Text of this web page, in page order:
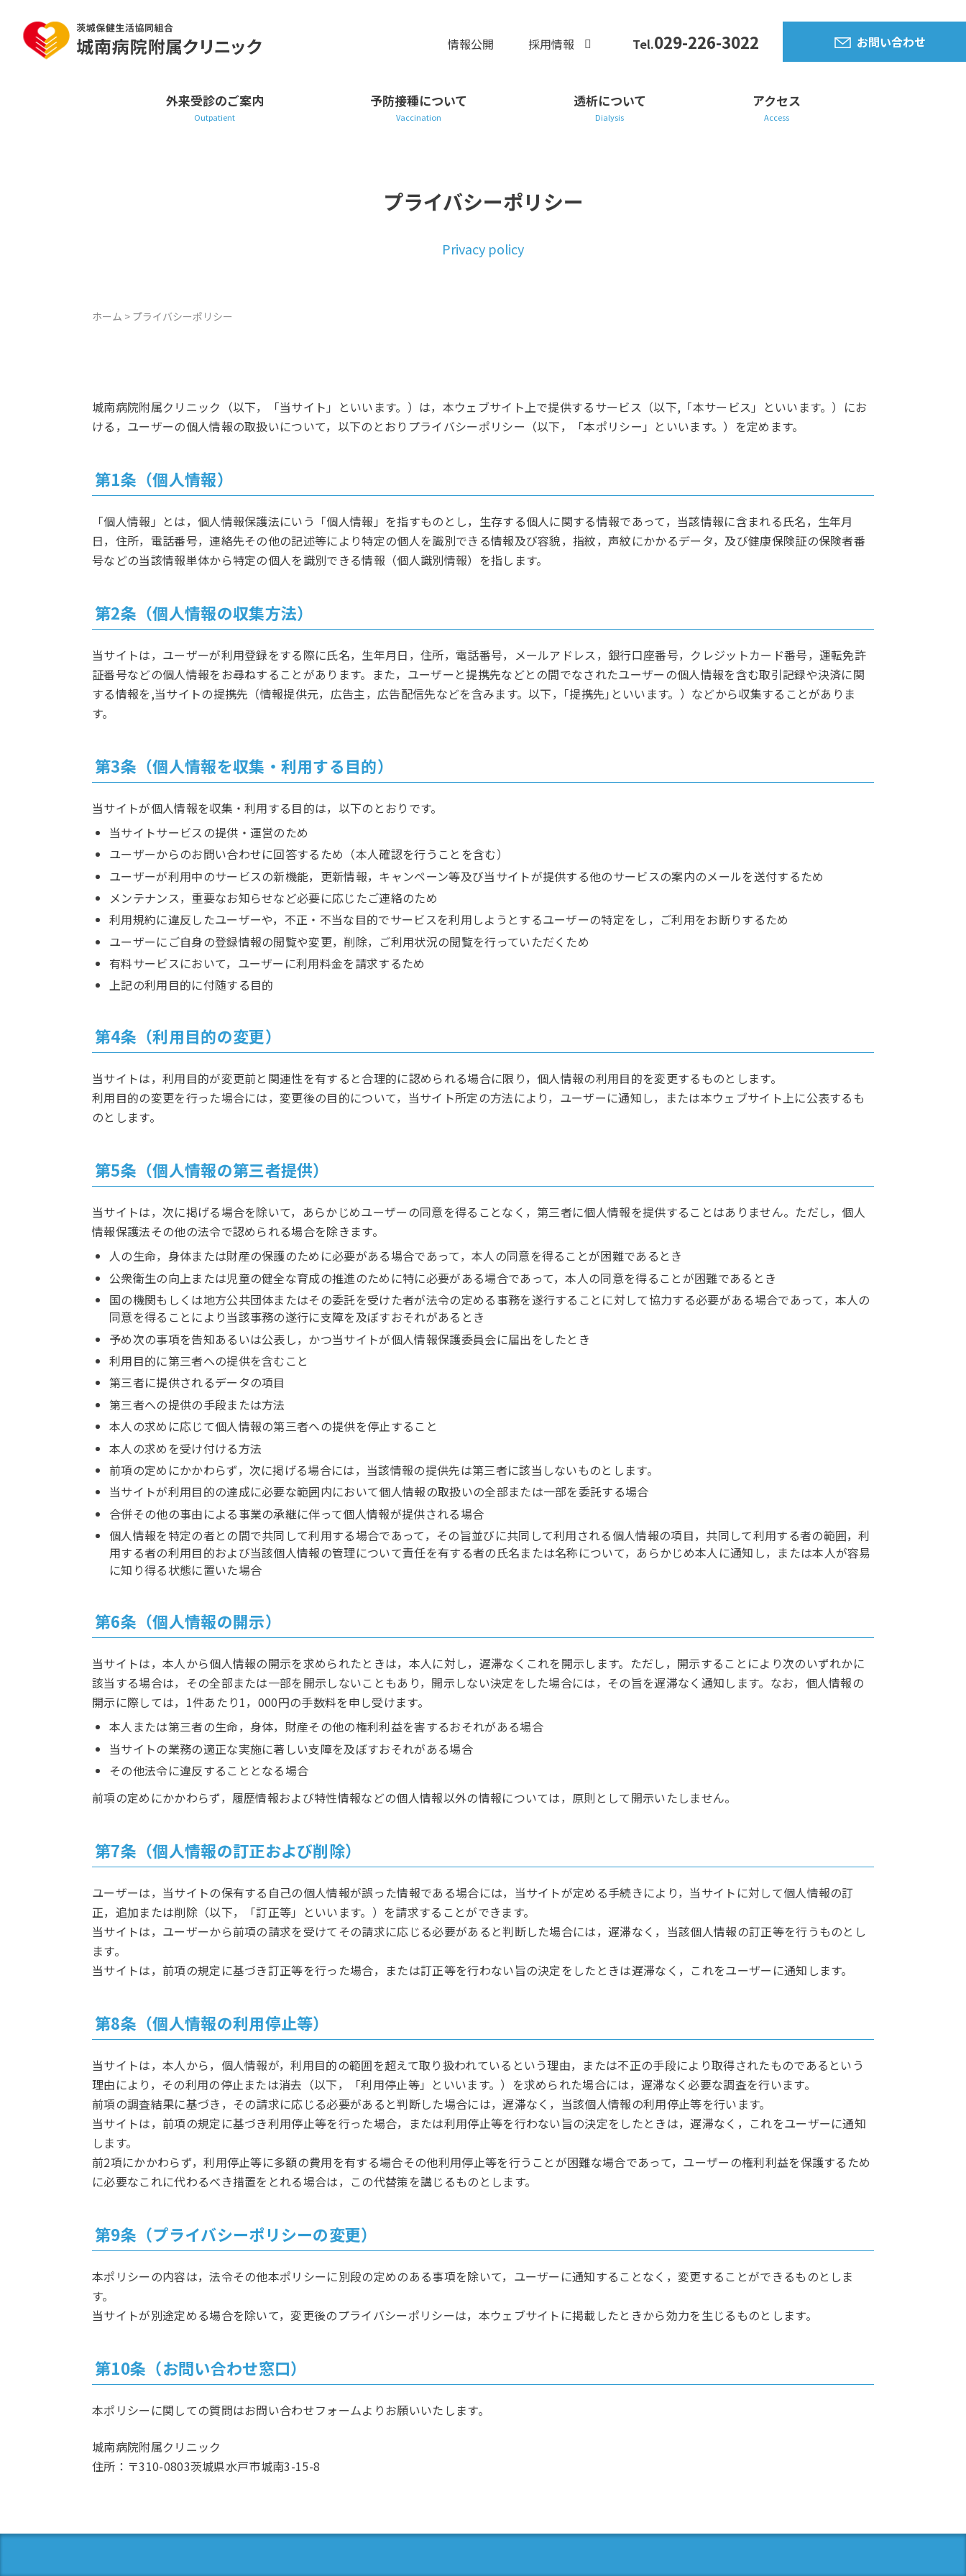
content
情報公開 採用情報 Tel.029-226-3022 お問い合わせ
外来受診のご案内 予防接種について 透析について アクセス
プライバシーポリシー
Privacy policy
ホーム > プライバシーポリシー
城南病院附属クリニック（以下，「当サイト」といいます。）は，本ウェブサイト上で提供するサービス（以下,「本サービス」といいます。）にお
ける，ユーザーの個人情報の取扱いについて，以下のとおりプライバシーポリシー（以下，「本ポリシー」といいます。）を定めます。
第1条（個人情報）
「個人情報」とは，個人情報保護法にいう「個人情報」を指すものとし，生存する個人に関する情報であって，当該情報に含まれる氏名，生年月
日，住所，電話番号，連絡先その他の記述等により特定の個人を識別できる情報及び容貌，指紋，声紋にかかるデータ，及び健康保険証の保険者番
号などの当該情報単体から特定の個人を識別できる情報（個人識別情報）を指します。
第2条（個人情報の収集方法）
当サイトは，ユーザーが利用登録をする際に氏名，生年月日，住所，電話番号，メールアドレス，銀行口座番号，クレジットカード番号，運転免許
証番号などの個人情報をお尋ねすることがあります。また，ユーザーと提携先などとの間でなされたユーザーの個人情報を含む取引記録や決済に関
する情報を,当サイトの提携先（情報提供元，広告主，広告配信先などを含みます。以下，｢提携先｣といいます。）などから収集することがありま
す。
第3条（個人情報を収集・利用する目的）
当サイトが個人情報を収集・利用する目的は，以下のとおりです。
当サイトサービスの提供・運営のため
ユーザーからのお問い合わせに回答するため（本人確認を行うことを含む）
ユーザーが利用中のサービスの新機能，更新情報，キャンペーン等及び当サイトが提供する他のサービスの案内のメールを送付するため
メンテナンス，重要なお知らせなど必要に応じたご連絡のため
利用規約に違反したユーザーや，不正・不当な目的でサービスを利用しようとするユーザーの特定をし，ご利用をお断りするため
ユーザーにご自身の登録情報の閲覧や変更，削除，ご利用状況の閲覧を行っていただくため
有料サービスにおいて，ユーザーに利用料金を請求するため
上記の利用目的に付随する目的
第4条（利用目的の変更）
当サイトは，利用目的が変更前と関連性を有すると合理的に認められる場合に限り，個人情報の利用目的を変更するものとします。
利用目的の変更を行った場合には，変更後の目的について，当サイト所定の方法により，ユーザーに通知し，または本ウェブサイト上に公表するも
のとします。
第5条（個人情報の第三者提供）
当サイトは，次に掲げる場合を除いて，あらかじめユーザーの同意を得ることなく，第三者に個人情報を提供することはありません。ただし，個人
情報保護法その他の法令で認められる場合を除きます。
人の生命，身体または財産の保護のために必要がある場合であって，本人の同意を得ることが困難であるとき
公衆衛生の向上または児童の健全な育成の推進のために特に必要がある場合であって，本人の同意を得ることが困難であるとき
国の機関もしくは地方公共団体またはその委託を受けた者が法令の定める事務を遂行することに対して協力する必要がある場合であって，本人の
同意を得ることにより当該事務の遂行に支障を及ぼすおそれがあるとき
予め次の事項を告知あるいは公表し，かつ当サイトが個人情報保護委員会に届出をしたとき
利用目的に第三者への提供を含むこと
第三者に提供されるデータの項目
第三者への提供の手段または方法
本人の求めに応じて個人情報の第三者への提供を停止すること
本人の求めを受け付ける方法
前項の定めにかかわらず，次に掲げる場合には，当該情報の提供先は第三者に該当しないものとします。
当サイトが利用目的の達成に必要な範囲内において個人情報の取扱いの全部または一部を委託する場合
合併その他の事由による事業の承継に伴って個人情報が提供される場合
個人情報を特定の者との間で共同して利用する場合であって，その旨並びに共同して利用される個人情報の項目，共同して利用する者の範囲，利
用する者の利用目的および当該個人情報の管理について責任を有する者の氏名または名称について，あらかじめ本人に通知し，または本人が容易
に知り得る状態に置いた場合
第6条（個人情報の開示）
当サイトは，本人から個人情報の開示を求められたときは，本人に対し，遅滞なくこれを開示します。ただし，開示することにより次のいずれかに
該当する場合は，その全部または一部を開示しないこともあり，開示しない決定をした場合には，その旨を遅滞なく通知します。なお，個人情報の
開示に際しては，1件あたり1，000円の手数料を申し受けます。
本人または第三者の生命，身体，財産その他の権利利益を害するおそれがある場合
当サイトの業務の適正な実施に著しい支障を及ぼすおそれがある場合
その他法令に違反することとなる場合
前項の定めにかかわらず，履歴情報および特性情報などの個人情報以外の情報については，原則として開示いたしません。
第7条（個人情報の訂正および削除）
ユーザーは，当サイトの保有する自己の個人情報が誤った情報である場合には，当サイトが定める手続きにより，当サイトに対して個人情報の訂
正，追加または削除（以下，「訂正等」といいます。）を請求することができます。
当サイトは，ユーザーから前項の請求を受けてその請求に応じる必要があると判断した場合には，遅滞なく，当該個人情報の訂正等を行うものとし
ます。
当サイトは，前項の規定に基づき訂正等を行った場合，または訂正等を行わない旨の決定をしたときは遅滞なく，これをユーザーに通知します。
第8条（個人情報の利用停止等）
当サイトは，本人から，個人情報が，利用目的の範囲を超えて取り扱われているという理由，または不正の手段により取得されたものであるという
理由により，その利用の停止または消去（以下，「利用停止等」といいます。）を求められた場合には，遅滞なく必要な調査を行います。
前項の調査結果に基づき，その請求に応じる必要があると判断した場合には，遅滞なく，当該個人情報の利用停止等を行います。
当サイトは，前項の規定に基づき利用停止等を行った場合，または利用停止等を行わない旨の決定をしたときは，遅滞なく，これをユーザーに通知
します。
前2項にかかわらず，利用停止等に多額の費用を有する場合その他利用停止等を行うことが困難な場合であって，ユーザーの権利利益を保護するため
に必要なこれに代わるべき措置をとれる場合は，この代替策を講じるものとします。
第9条（プライバシーポリシーの変更）
本ポリシーの内容は，法令その他本ポリシーに別段の定めのある事項を除いて，ユーザーに通知することなく，変更することができるものとしま
す。
当サイトが別途定める場合を除いて，変更後のプライバシーポリシーは，本ウェブサイトに掲載したときから効力を生じるものとします。
第10条（お問い合わせ窓口）
本ポリシーに関しての質問はお問い合わせフォームよりお願いいたします。
城南病院附属クリニック
住所：〒310-0803茨城県水戸市城南3-15-8